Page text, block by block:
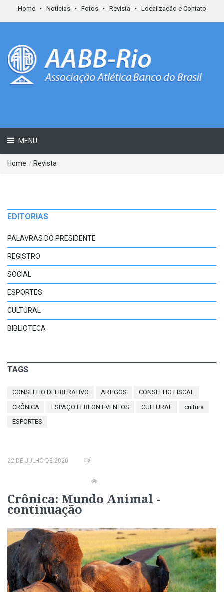
Home Notícias Fotos Revista Localização e Contato
MENU
Home / Revista
EDITORIAS
PALAVRAS DO PRESIDENTE
REGISTRO
SOCIAL
ESPORTES
CULTURAL
BIBLIOTECA
TAGS
CONSELHO DELIBERATIVO ARTIGOS
CONSELHO FISCAL
CRÔNICA
ESPAÇO LEBLON EVENTOS CULTURAL
cultura
ESPORTES
22 DE JULHO DE 2020
Crônica: Mundo Animal -
continuação